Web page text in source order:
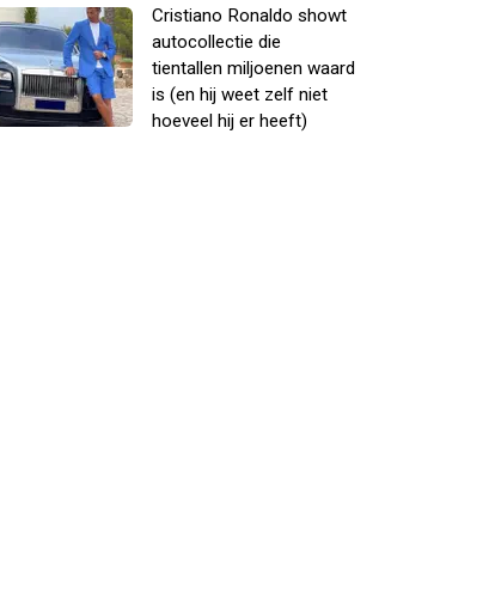
Cristiano Ronaldo showt
autocollectie die
tientallen miljoenen waard
is (en hij weet zelf niet
hoeveel hij er heeft)